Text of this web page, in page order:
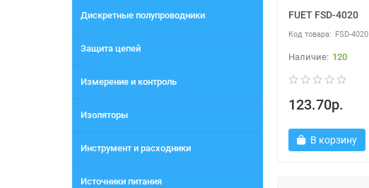
Дискретные полупроводники
Защита цепей
Измерение и контроль
Изоляторы
Инструмент и расходники
Источники питания
FUET FSD-4020
FSD-4020
120
123.70р.
В корзину